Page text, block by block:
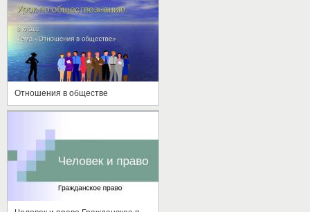
Отношения в обществе